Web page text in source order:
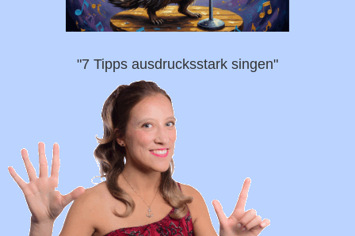
"7 Tipps ausdrucksstark singen"